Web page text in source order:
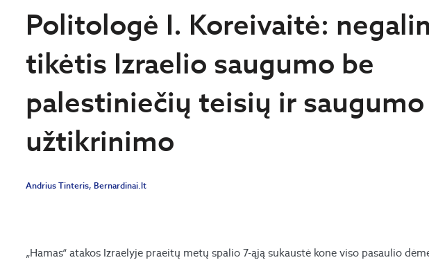
Politologė I. Koreivaitė:
tikėtis Izraelio saugumo be
palestiniečių teisių ir saugumo
užtikrinimo
Andrius Tinteris, Bernardinai.lt
„Hamas“ atakos Izraelyje praeitų metų spalio 7-ąją sukaustė kone viso pasaulio